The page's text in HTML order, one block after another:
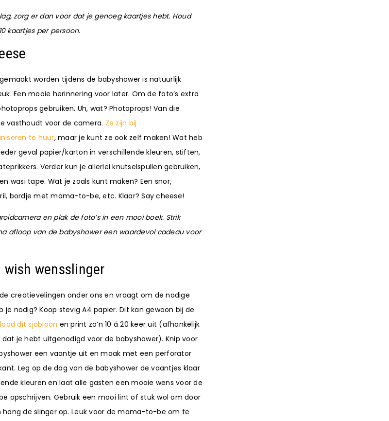
zorg er dan voor dat je genoeg kaartjes hebt. Houd
kaartjes per persoon.
worden tijdens de babyshower is natuurlijk
Een mooie herinnering voor later. Om de foto’s extra
gebruiken. Uh, wat? Photoprops! Van die
vasthoudt voor de camera. Ze zijn bij
te huur, maar je kunt ze ook zelf maken! Wat heb
geval papier/karton in verschillende kleuren, stiften,
Verder kun je allerlei knutselspullen gebruiken,
wasi tape. Wat je zoals kunt maken? Een snor,
bordje met mama-to-be, etc. Klaar? Say cheese!
en plak de foto’s in een mooi boek. Strik
afloop van de babyshower een waardevol cadeau voor
wish wensslinger
creatievelingen onder ons en vraagt om de nodige
je nodig? Koop stevig A4 papier. Dit kan gewoon bij de
dit sjabloon en print zo’n 10 á 20 keer uit (afhankelijk
je hebt uitgenodigd voor de babyshower). Knip voor
een vaantje uit en maak met een perforator
Leg op de dag van de babyshower de vaantjes klaar
kleuren en laat alle gasten een mooie wens voor de
opschrijven. Gebruik een mooi lint of stuk wol om door
de slinger op. Leuk voor de mama-to-be om te